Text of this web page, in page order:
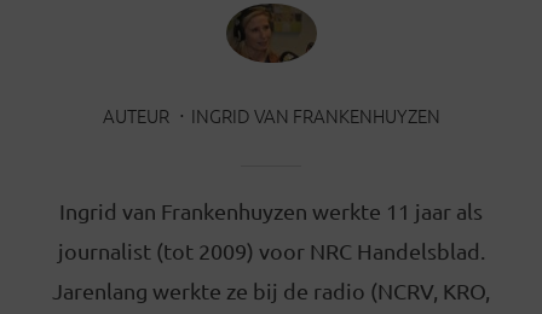
AUTEUR INGRID VAN FRANKENHUYZEN
Ingrid van Frankenhuyzen werkte 11 jaar als
journalist (tot 2009) voor NRC Handelsblad.
Jarenlang werkte ze bij de radio (NCRV, KRO,